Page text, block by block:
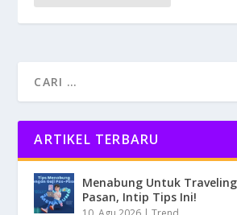
ARTIKEL TERBARU
Menabung Untuk
Pasan, Intip Tips Ini!